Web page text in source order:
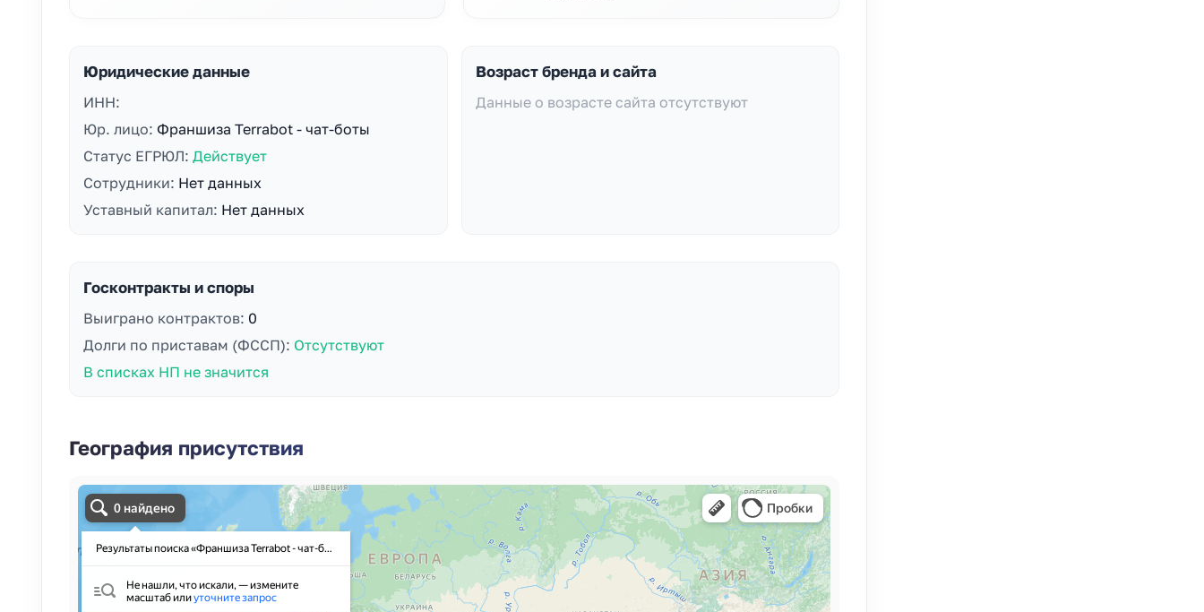
Юридические данные
ИНН:
Юр. лицо: Франшиза Terrabot - чат-боты
Статус ЕГРЮЛ: Действует
Сотрудники: Нет данных
Уставный капитал: Нет данных
Возраст бренда и сайта
Данные о возрасте сайта отсутствуют
Госконтракты и споры
Выиграно контрактов: 0
Долги по приставам (ФССП): Отсутствуют
В списках НП не значится
География присутствия